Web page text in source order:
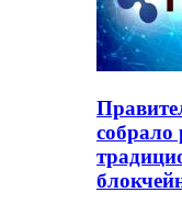
собрало